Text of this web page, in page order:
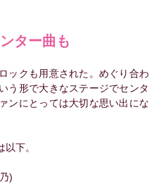
ター曲も
ックも用意された。めぐり合わ
う形で大きなステージでセンタ
ンにとっては大切な思い出にな
下。
)